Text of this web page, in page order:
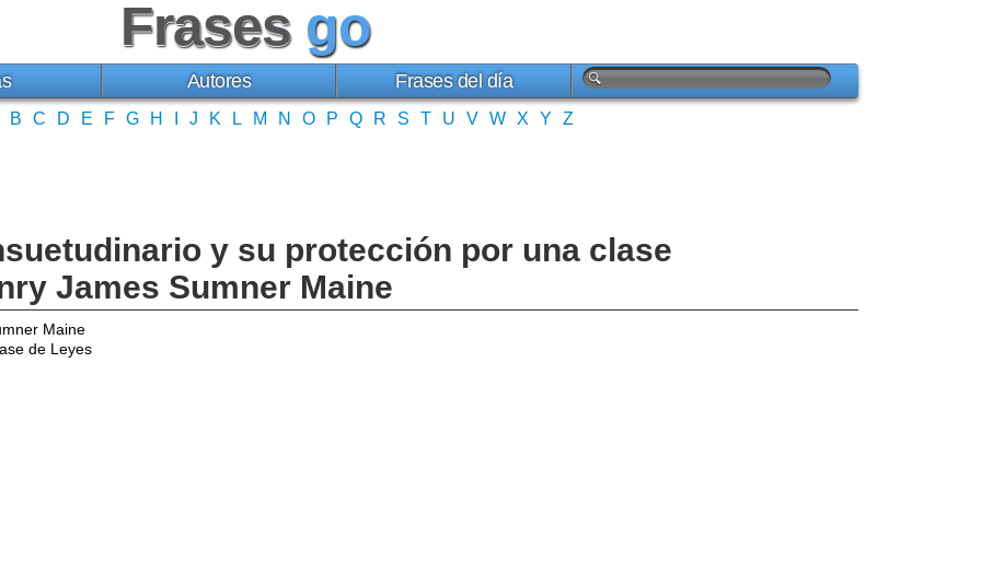
Frases go
Autores Frases del día
B C D E F G H J K L M N O P Q R S T U V W X Y Z
y su protección por una clase
James Sumner Maine
Maine
de Leyes